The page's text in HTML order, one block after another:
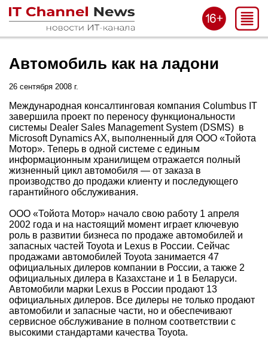
Автомобиль как на ладони
26 сентября 2008 г.
Международная консалтинговая компания Columbus IT
завершила проект по переносу функциональности
системы Dealer Sales Management System (DSMS) в
Microsoft Dynamics AX, выполненный для ООО «Тойота
Мотор». Теперь в одной системе с единым
информационным хранилищем отражается полный
жизненный цикл автомобиля — от заказа в
производство до продажи клиенту и последующего
гарантийного обслуживания.
ООО «Тойота Мотор» начало свою работу 1 апреля
2002 года и на настоящий момент играет ключевую
роль в развитии бизнеса по продаже автомобилей и
запасных частей Toyota и Lexus в России. Сейчас
продажами автомобилей Toyota занимается 47
официальных дилеров компании в России, а также 2
официальных дилера в Казахстане и 1 в Беларуси.
Автомобили марки Lexus в России продают 13
официальных дилеров. Все дилеры не только продают
автомобили и запасные части, но и обеспечивают
сервисное обслуживание в полном соответствии с
высокими стандартами качества Toyota.